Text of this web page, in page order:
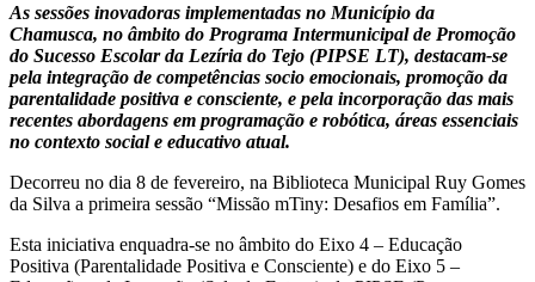
As sessões inovadoras implementadas no Município da
Chamusca, no âmbito do Programa Intermunicipal de Promoção
do Sucesso Escolar da Lezíria do Tejo (PIPSE LT), destacam-se
pela integração de competências socio emocionais, promoção da
parentalidade positiva e consciente, e pela incorporação das mais
recentes abordagens em programação e robótica, áreas essenciais
no contexto social e educativo atual.
Decorreu no dia 8 de fevereiro, na Biblioteca Municipal Ruy Gomes
da Silva a primeira sessão “Missão mTiny: Desafios em Família”.
Esta iniciativa enquadra-se no âmbito do Eixo 4 – Educação
Positiva (Parentalidade Positiva e Consciente) e do Eixo 5 –